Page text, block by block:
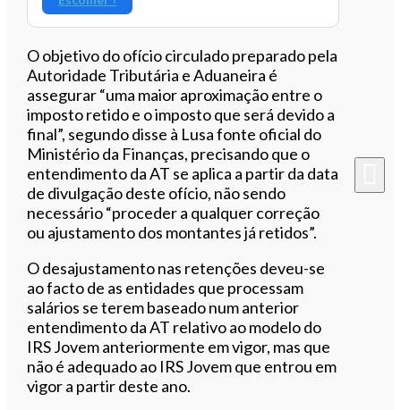
O objetivo do ofício circulado preparado pela
Autoridade Tributária e Aduaneira é
assegurar “uma maior aproximação entre o
imposto retido e o imposto que será devido a
final”, segundo disse à Lusa fonte oficial do
Ministério da Finanças, precisando que o
entendimento da AT se aplica a partir da data
de divulgação deste ofício, não sendo
necessário “proceder a qualquer correção
ou ajustamento dos montantes já retidos”.
O desajustamento nas retenções deveu-se
ao facto de as entidades que processam
salários se terem baseado num anterior
entendimento da AT relativo ao modelo do
IRS Jovem anteriormente em vigor, mas que
não é adequado ao IRS Jovem que entrou em
vigor a partir deste ano.